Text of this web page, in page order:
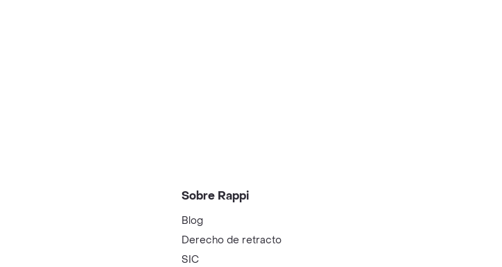
Sobre Rappi
Blog
Derecho de retracto
SIC